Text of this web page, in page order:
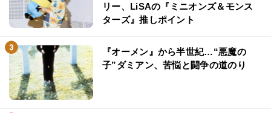
リー、LiSAの『ミニオンズ＆モンス
ターズ』推しポイント
『オーメン』から半世紀…“悪魔の
子”ダミアン、苦悩と闘争の道のり